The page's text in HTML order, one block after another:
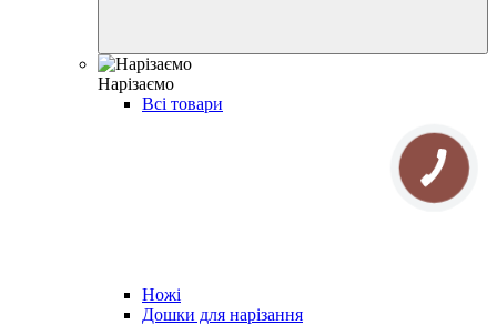
Нарізаємо
Всі товари
Ножi
Дошки для нарізання